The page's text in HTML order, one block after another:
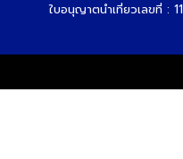
ใบอนุญาตนำเที่ยวเลขที่ :